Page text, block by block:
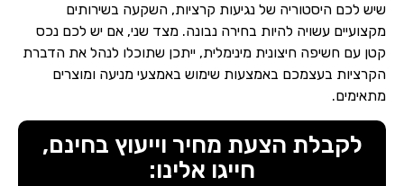
שיש לכם היסטוריה של נגיעות קרציות, השקעה בשירותים
מקצועיים עשויה להיות בחירה נבונה. מצד שני, אם יש לכם נכס
קטן עם חשיפה חיצונית מינימלית, ייתכן שתוכלו לנהל את הדברת
הקרציות בעצמכם באמצעות שימוש באמצעי מניעה ומוצרים
מתאימים.
לקבלת הצעת מחיר וייעוץ בחינם,
חייגו אלינו: